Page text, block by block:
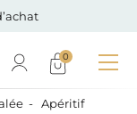
0
Apéritif